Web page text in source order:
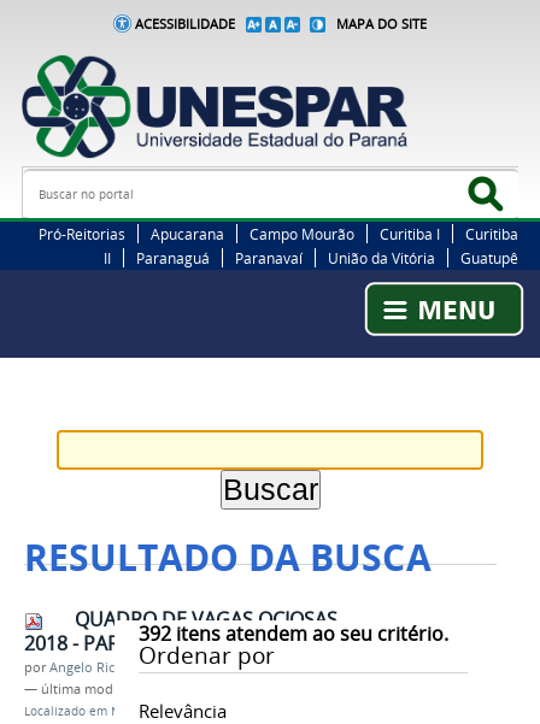
ACESSIBILIDADE MAPA DO SITE
Busca
Pró-Reitorias Apucarana Campo Mourão Curitiba I
Curitiba
II
Paranaguá Paranavaí União da Vitória Guatupê
RESULTADO DA BUSCA
392itens atendem ao seu critério.
Ordenar por
Relevância
QUADRO DE VAGAS OCIOSAS
2018 - PARANAVAÍ (ANEXO C).pdf
porAngelo Ricardo Marcotti
— última modificação
Localizado em Matrículas /Vagas Ociosas